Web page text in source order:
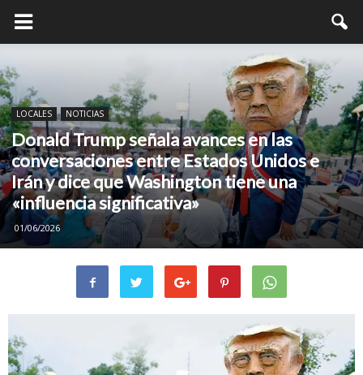
LOCALES NOTICIAS
Donald Trump señala avances en las
conversaciones entre Estados Unidos e
Irán y dice que Washington tiene una
«influencia significativa»
01/06/2026